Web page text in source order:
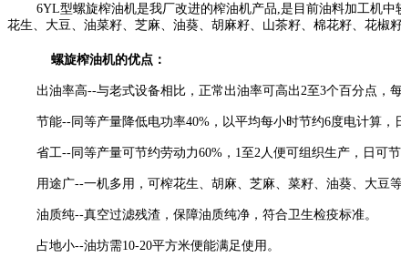
6YL型螺旋榨油机是我厂改进的榨油机产品,是目前油料加工机
花生、大豆、油菜籽、芝麻、油葵、胡麻籽、山茶籽、棉花籽、花椒
螺旋榨油机的优点：
出油率高--与老式设备相比，正常出油率可高出2至3个百分点，
节能--同等产量降低电功率40%，以平均每小时节约6度电计算，
省工--同等产量可节约劳动力60%，1至2人便可组织生产，日可节
用途广--一机多用，可榨花生、胡麻、芝麻、菜籽、油葵、大豆
油质纯--真空过滤残渣，保障油质纯净，符合卫生检疫标准。
占地小--油坊需10-20平方米便能满足使用。